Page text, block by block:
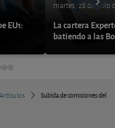
EU1:
martes, 28 de julio
La cartera
batiendo a las
Artículos
Subida de comisiones del